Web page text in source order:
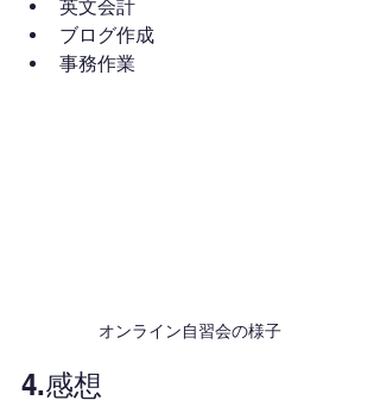
英文会計
ブログ作成
事務作業
オンライン自習会の様子
4.感想